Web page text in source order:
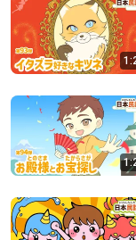
(Manga) 7
Together
人間のトリビア
New